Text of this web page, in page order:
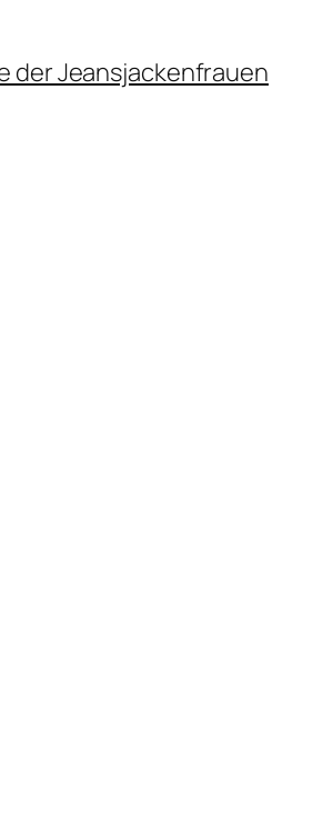
der Jeansjackenfrauen